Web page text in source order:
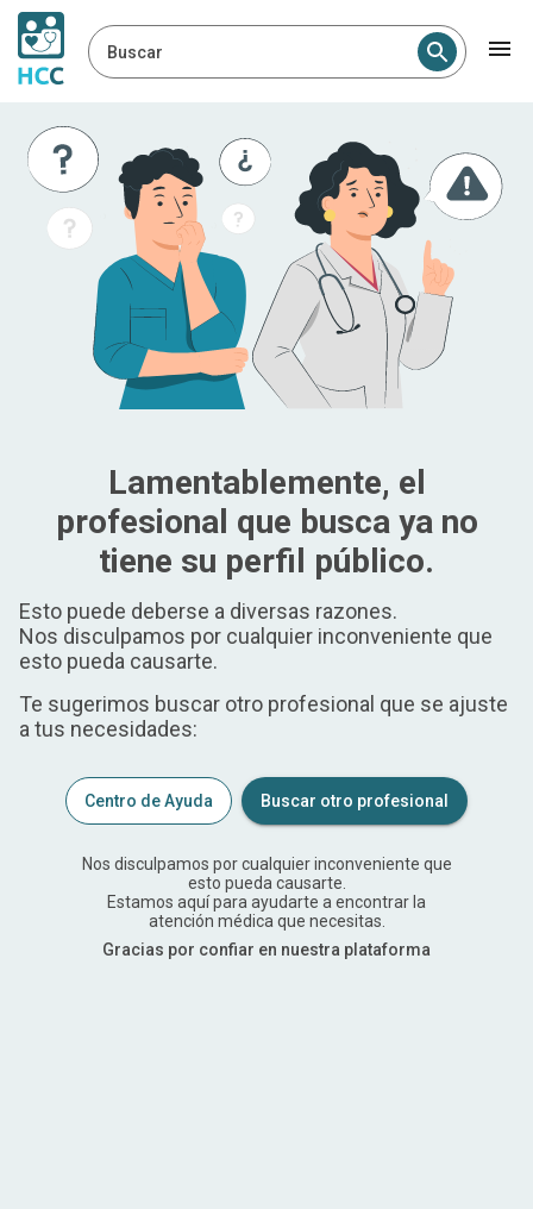
Buscar
Lamentablemente, el
profesional que busca ya no
tiene su perfil público.
Esto puede deberse a diversas razones.
Nos disculpamos por cualquier inconveniente que
esto pueda causarte.
Te sugerimos buscar otro profesional que se ajuste
a tus necesidades:
Centro de Ayuda Buscar otro profesional
Nos disculpamos por cualquier inconveniente que
esto pueda causarte.
Estamos aquí para ayudarte a encontrar la
atención médica que necesitas.
Gracias por confiar en nuestra plataforma